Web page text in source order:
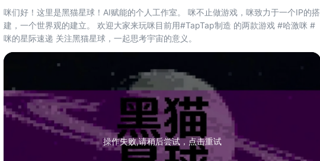
我们从投稿里挑选了不少实战干
货，希望能给各位还在创作路上的
开发者们有所帮助~ 也欢迎更多的
咪们好！这里是黑猫星球！AI赋能的个人工作室。 咪不止做游戏，咪致力于一个IP的搭
建，一个世界观的建立。 欢迎大家来玩咪目前用#TapTap制造 的两款游戏 #哈激咪 #
咪的星际速递 关注黑猫星球，一起思考宇宙的意义。
操作失败,请稍后尝试，点击重试